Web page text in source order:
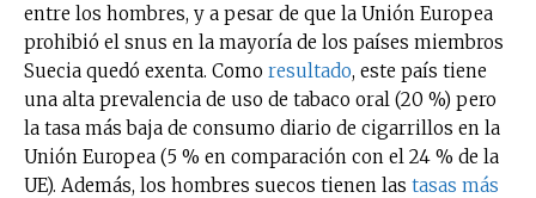
electrónico.
Subscribe to our daily clipping and
receive all the news of vaping and
tobacco harm reduction in your email.
SUBSCRIBIRSE
entre los hombres, y a pesar de que la Unión Europea
prohibió el snus en la mayoría de los países miembros
Suecia quedó exenta. Como resultado, este país tiene
una alta prevalencia de uso de tabaco oral (20 %) pero
la tasa más baja de consumo diario de cigarrillos en la
Unión Europea (5 % en comparación con el 24 % de la
UE). Además, los hombres suecos tienen las tasas más